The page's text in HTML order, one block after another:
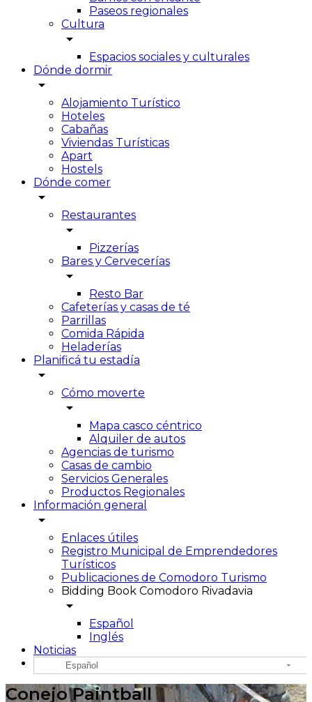
Paseos regionales
Cultura
arrow_drop_down
Espacios sociales y culturales
Dónde dormir
arrow_drop_down
Alojamiento Turístico
Hoteles
Cabañas
Viviendas Turísticas
Apart
Hostels
Dónde comer
arrow_drop_down
Restaurantes
arrow_drop_down
Pizzerías
Bares y Cervecerías
arrow_drop_down
Resto Bar
Cafeterías y casas de té
Parrillas
Comida Rápida
Heladerías
Planificá tu estadía
arrow_drop_down
Cómo moverte
arrow_drop_down
Mapa casco céntrico
Alquiler de autos
Agencias de turismo
Casas de cambio
Servicios Generales
Productos Regionales
Información general
arrow_drop_down
Enlaces útiles
Registro Municipal de Emprendedores
Turísticos
Publicaciones de Comodoro Turismo
Bidding Book Comodoro Rivadavia
arrow_drop_down
Español
Inglés
Noticias
Español
Conejo Paintball